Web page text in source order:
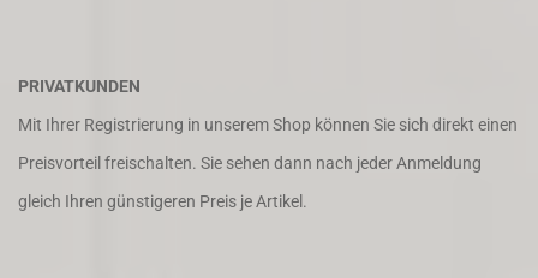
PRIVATKUNDEN
Mit Ihrer Registrierung in unserem Shop können Sie sich direkt einen
Preisvorteil freischalten. Sie sehen dann nach jeder Anmeldung
gleich Ihren günstigeren Preis je Artikel.